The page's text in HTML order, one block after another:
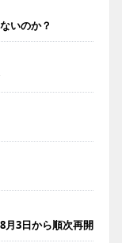
いのか？
月3日から順次再開